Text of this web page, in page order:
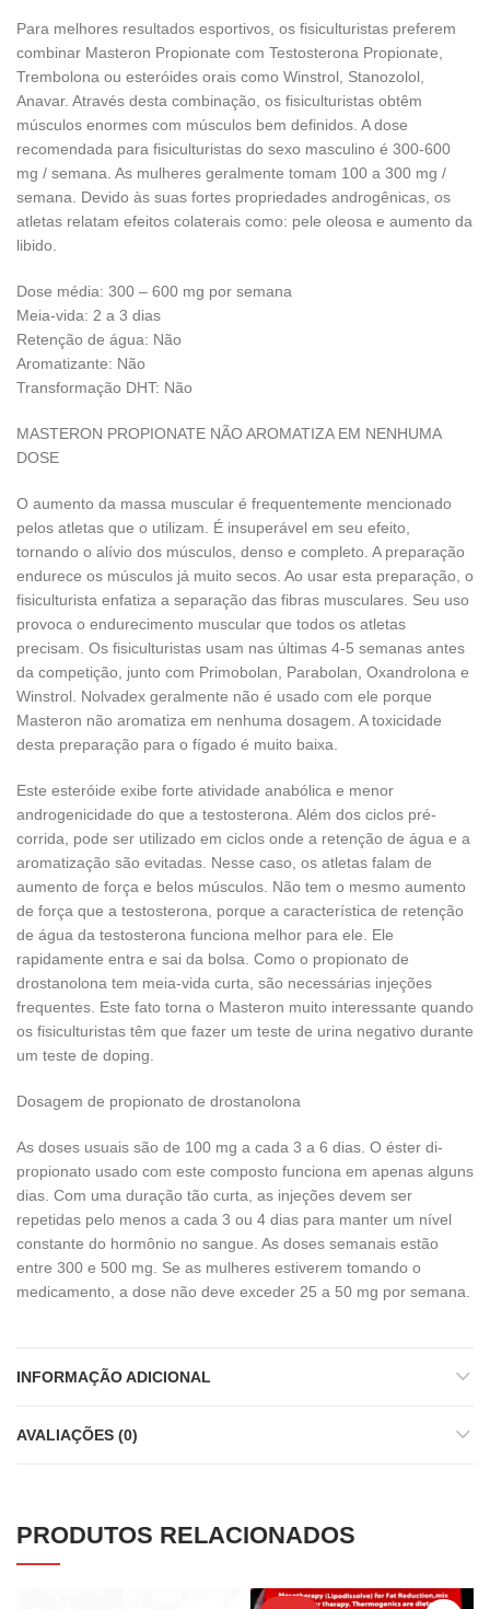
Para melhores resultados esportivos, os fisiculturistas preferem
combinar Masteron Propionate com Testosterona Propionate,
Trembolona ou esteróides orais como Winstrol, Stanozolol,
Anavar. Através desta combinação, os fisiculturistas obtêm
músculos enormes com músculos bem definidos. A dose
recomendada para fisiculturistas do sexo masculino é 300-600
mg / semana. As mulheres geralmente tomam 100 a 300 mg /
semana. Devido às suas fortes propriedades androgênicas, os
atletas relatam efeitos colaterais como: pele oleosa e aumento da
libido.
Dose média: 300 – 600 mg por semana
Meia-vida: 2 a 3 dias
Retenção de água: Não
Aromatizante: Não
Transformação DHT: Não
MASTERON PROPIONATE NÃO AROMATIZA EM NENHUMA
DOSE
O aumento da massa muscular é frequentemente mencionado
pelos atletas que o utilizam. É insuperável em seu efeito,
tornando o alívio dos músculos, denso e completo. A preparação
endurece os músculos já muito secos. Ao usar esta preparação, o
fisiculturista enfatiza a separação das fibras musculares. Seu uso
provoca o endurecimento muscular que todos os atletas
precisam. Os fisiculturistas usam nas últimas 4-5 semanas antes
da competição, junto com Primobolan, Parabolan, Oxandrolona e
Winstrol. Nolvadex geralmente não é usado com ele porque
Masteron não aromatiza em nenhuma dosagem. A toxicidade
desta preparação para o fígado é muito baixa.
Este esteróide exibe forte atividade anabólica e menor
androgenicidade do que a testosterona. Além dos ciclos pré-
corrida, pode ser utilizado em ciclos onde a retenção de água e a
aromatização são evitadas. Nesse caso, os atletas falam de
aumento de força e belos músculos. Não tem o mesmo aumento
de força que a testosterona, porque a característica de retenção
de água da testosterona funciona melhor para ele. Ele
rapidamente entra e sai da bolsa. Como o propionato de
drostanolona tem meia-vida curta, são necessárias injeções
frequentes. Este fato torna o Masteron muito interessante quando
os fisiculturistas têm que fazer um teste de urina negativo durante
um teste de doping.
Dosagem de propionato de drostanolona
As doses usuais são de 100 mg a cada 3 a 6 dias. O éster di-
propionato usado com este composto funciona em apenas alguns
dias. Com uma duração tão curta, as injeções devem ser
repetidas pelo menos a cada 3 ou 4 dias para manter um nível
constante do hormônio no sangue. As doses semanais estão
entre 300 e 500 mg. Se as mulheres estiverem tomando o
medicamento, a dose não deve exceder 25 a 50 mg por semana.
INFORMAÇÃO ADICIONAL
AVALIAÇÕES (0)
PRODUTOS RELACIONADOS